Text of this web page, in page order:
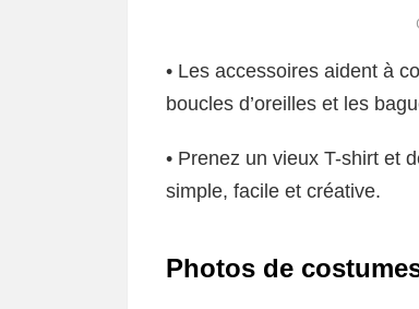
• Les accessoires aident à
boucles d’oreilles et les
• Prenez un vieux T-shirt et
simple, facile et créative.
Photos de